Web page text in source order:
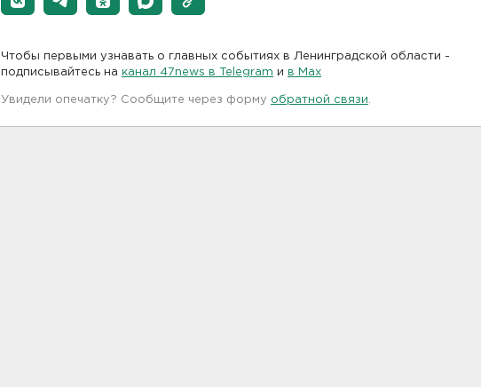
Чтобы первыми узнавать о главных событиях в Ленинградской области -
подписывайтесь на канал 47news в Telegram и в Maх
Увидели опечатку? Сообщите через форму обратной связи